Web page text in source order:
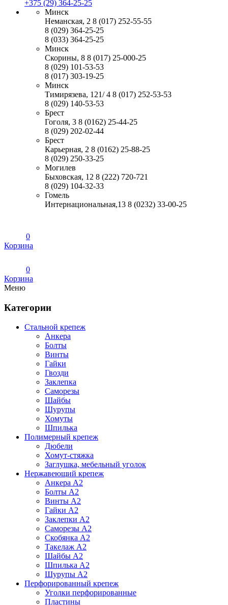
+375 (29) 364-25-25
Минск
Неманская, 2 8 (017) 252-55-55
8 (029) 364-25-25
8 (033) 364-25-25
Минск
Скорины, 8 8 (017) 25-000-25
8 (029) 101-53-53
8 (017) 303-19-25
Минск
Тимирязева, 121/ 4 8 (017) 252-53-53
8 (029) 140-53-53
Брест
Гоголя, 3 8 (0162) 25-44-25
8 (029) 202-02-44
Брест
Карьерная, 2 8 (0162) 25-88-25
8 (029) 250-33-25
Могилев
Быховская, 12 8 (222) 720-721
8 (029) 104-32-33
Гомель
Интернациональная,13 8 (0232) 33-00-25
0
Корзина
0
Корзина
Меню
Категории
Стальной крепеж
Анкера
Болты
Винты
Гайки
Гвозди
Заклепка
Саморезы
Шайбы
Шурупы
Хомуты
Шпилька
Полимерный крепеж
Дюбели
Хомут-стяжка
Заглушка, мебельный уголок
Нержавеющий крепеж
Анкера А2
Болты А2
Винты А2
Гайки А2
Заклепки А2
Саморезы А2
Скобянка А2
Такелаж А2
Шайбы А2
Шпилька А2
Шурупы А2
Перфорированный крепеж
Уголки перфорированные
Пластины